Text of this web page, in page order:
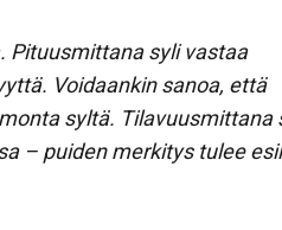
Pituusmittana syli vastaa
Voidaankin sanoa, että
syltä. Tilavuusmittana
– puiden merkitys tulee